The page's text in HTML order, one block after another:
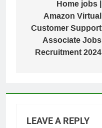
Home jobs |
Amazon Virtual
Customer Support
Associate Jobs
Recruitment 2024
LEAVE A REPLY